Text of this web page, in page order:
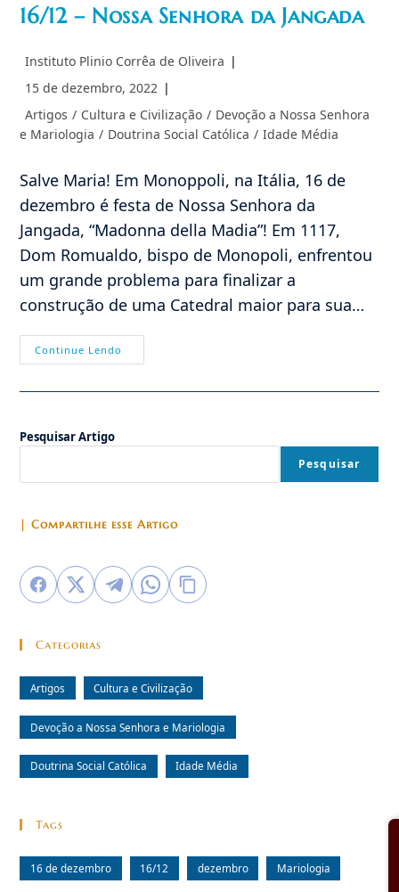
16/12 – Nossa Senhora da Jangada
Autor
post:
Instituto Plinio Corrêa de Oliveira
Post
15 de dezembro, 2022
Categoria
do
Artigos / Cultura e Civilização / Devoção a Nossa Senhora
e Mariologia / Doutrina Social Católica / Idade Média
Salve Maria! Em Monoppoli, na Itália, 16 de
dezembro é festa de Nossa Senhora da
Jangada, “Madonna della Madia”! Em 1117,
Dom Romualdo, bispo de Monopoli, enfrentou
um grande problema para finalizar a
construção de uma Catedral maior para sua…
Continue Lendo
–
Pesquisar Artigo
Pesquisar
| Compartilhe esse Artigo
Categorias
Artigos Cultura e Civilização
Devoção a Nossa Senhora e Mariologia
Doutrina Social Católica Idade Média
Tags
16 de dezembro 16/12 dezembro Mariologia